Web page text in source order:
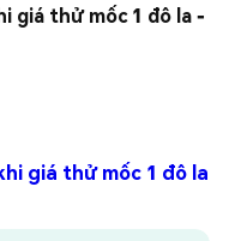
giá thử mốc 1 đô la -
giá thử mốc 1 đô la